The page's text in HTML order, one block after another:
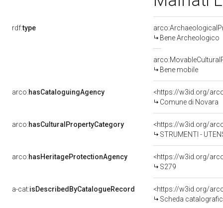
rdf:type
Bene Archeologico
Bene mobile
arco:hasCataloguingAgency
<https://w3id.org/
Comune di Novara
arco:hasCulturalPropertyCategory
STRUMENTI -
arco:hasHeritageProtectionAgency
<https://w3id.org/
S279
a-cat:isDescribedByCatalogueRecord
<https://w3id.org/
Scheda